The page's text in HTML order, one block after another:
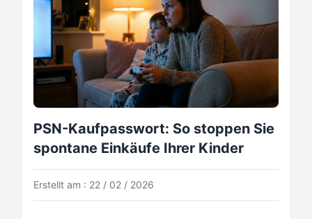
PSN-Kaufpasswort: So stoppen Sie
spontane Einkäufe Ihrer Kinder
Erstellt am : 22 / 02 / 2026